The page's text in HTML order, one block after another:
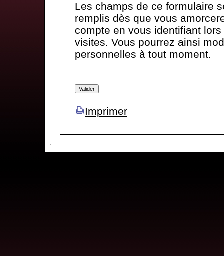
Les champs de ce formulaire
remplis dès que vous
compte en vous identifiant
visites. Vous pourrez ainsi
personnelles à tout moment.
Imprimer